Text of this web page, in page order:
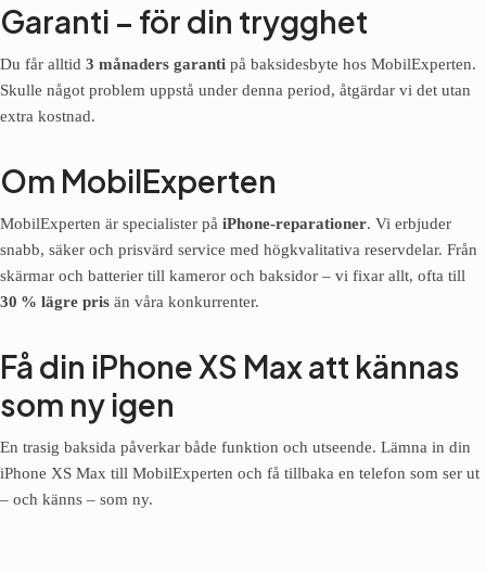
Garanti – för din trygghet
Du får alltid 3 månaders garanti på baksidesbyte hos MobilExperten.
Skulle något problem uppstå under denna period, åtgärdar vi det utan
extra kostnad.
Om MobilExperten
MobilExperten är specialister på iPhone-reparationer. Vi erbjuder
snabb, säker och prisvärd service med högkvalitativa reservdelar. Från
skärmar och batterier till kameror och baksidor – vi fixar allt, ofta till
30 % lägre pris än våra konkurrenter.
Få din iPhone XS Max att kännas
som ny igen
En trasig baksida påverkar både funktion och utseende. Lämna in din
iPhone XS Max till MobilExperten och få tillbaka en telefon som ser ut
– och känns – som ny.